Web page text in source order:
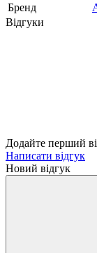
Бренд
Відгуки
Додайте перший
Написати відгук
Новий відгук